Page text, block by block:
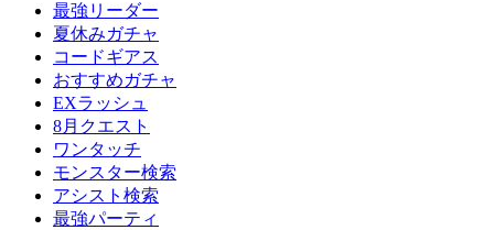
最強リーダー
夏休みガチャ
コードギアス
おすすめガチャ
EXラッシュ
8月クエスト
ワンタッチ
モンスター検索
アシスト検索
最強パーティ